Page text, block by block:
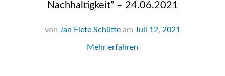
Nachhaltigkeit” – 24.06.2021
von Jan Fiete Schütte am Juli 12, 2021
Mehr erfahren